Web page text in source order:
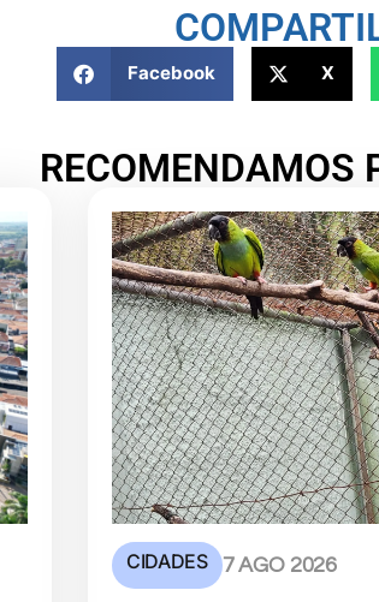
Facebook X
RECOMENDAMOS
CIDADES 7 AGO 2026